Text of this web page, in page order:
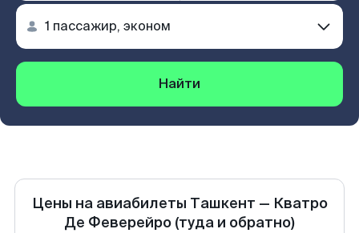
Найти
Цены на авиабилеты Ташкент — Кватро
Де Феверейро (туда и обратно)